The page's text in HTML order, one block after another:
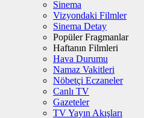
Sinema
Vizyondaki Filmler
Sinema Detay
Popüler Fragmanlar
Haftanın Filmleri
Hava Durumu
Namaz Vakitleri
Nöbetçi Eczaneler
Canlı TV
Gazeteler
TV Yayın Akışları